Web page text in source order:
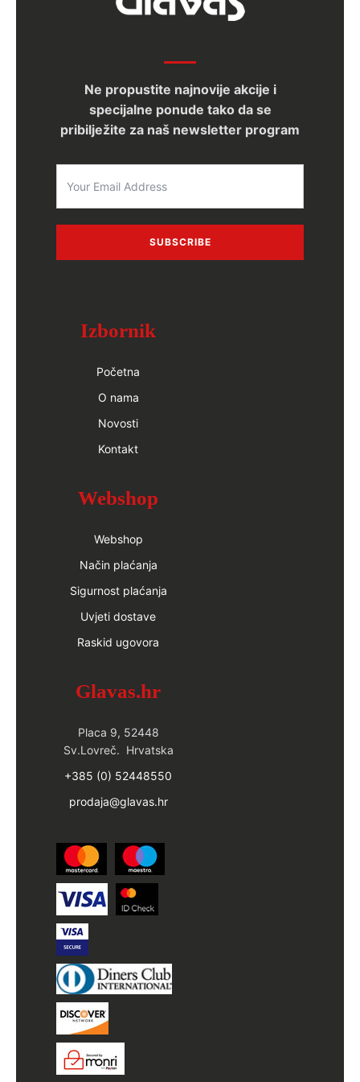
Ne propustite najnovije akcije i
specijalne ponude tako da se
pribilježite za naš newsletter program
SUBSCRIBE
Izbornik
Početna
O nama
Novosti
Kontakt
Webshop
Webshop
Način plaćanja
Sigurnost plaćanja
Uvjeti dostave
Raskid ugovora
Glavas.hr
Placa 9, 52448
Sv.Lovreč. Hrvatska
+385 (0) 52448550
prodaja@glavas.hr